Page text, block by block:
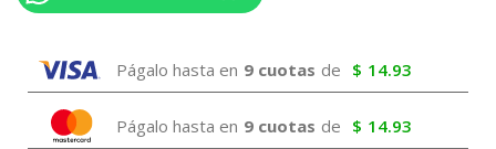
Págalo hasta en 9 cuotas de $ 14.93
Págalo hasta en 9 cuotas de $ 14.93